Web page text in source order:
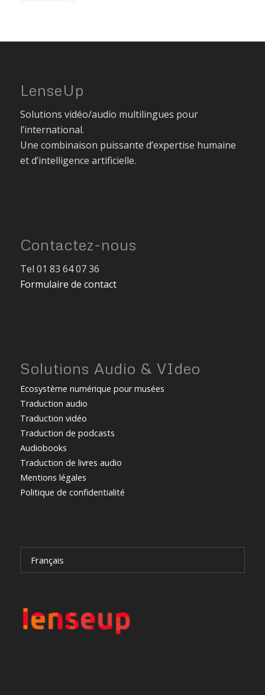
LenseUp
Solutions vidéo/audio multilingues pour
l’international.
Une combinaison puissante d’expertise humaine
et d’intelligence artificielle.
Contactez-nous
Tel 01 83 64 07 36
Formulaire de contact
Solutions Audio & VIdeo
Ecosystème numérique pour musées
Traduction audio
Traduction vidéo
Traduction de podcasts
Audiobooks
Traduction de livres audio
Mentions légales
Politique de confidentialité
Français